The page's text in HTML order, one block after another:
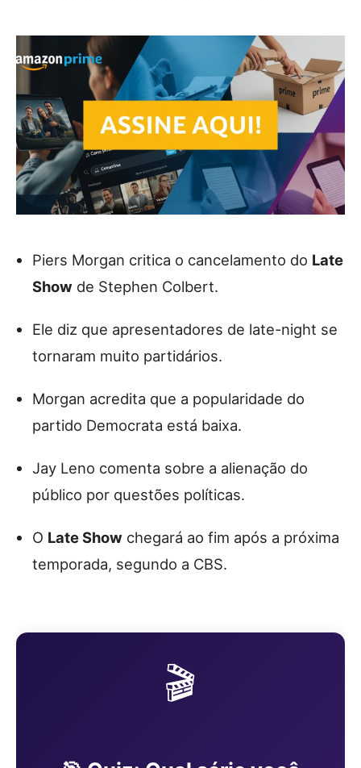
Piers Morgan critica o cancelamento do Late
Show de Stephen Colbert.
Ele diz que apresentadores de late-night se
tornaram muito partidários.
Morgan acredita que a popularidade do
partido Democrata está baixa.
Jay Leno comenta sobre a alienação do
público por questões políticas.
O Late Show chegará ao fim após a próxima
temporada, segundo a CBS.
🎬